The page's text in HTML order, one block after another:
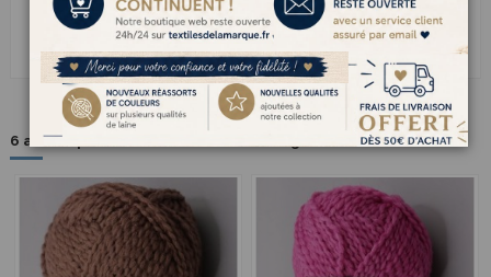
LANA PLUME transforme chaque maille en un tricot léger et
6 autres produits dans la même catégorie :